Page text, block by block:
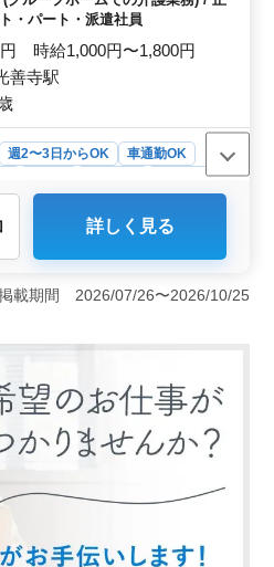
。
利用者の家族との相談、助言 ・
維持・回復サポート ▽備考 ・シ
日以上相談可能) ・夜勤手当あり
費支給 お気軽にお問い合わせく
入居者様の気持ちに寄り添える
・パート・派遣社員
円 時給1,000円〜1,800円
善寺駅
週2〜3日からOK
車通勤OK
派遣社員
福祉士・介護スタッフ
ホーム＞ 枚方市に位置する
ループホームで入居者様と共
します。50代以上の経験豊富
利用者様の生活を支えるやり
＜業務内容＞ 介護士の業
助、移動介助、介助業務（食
で多岐にわたります。またサ
の相談、身体機能の維持・回
す。 ＜福利厚生＞ シフト
り、夜勤手当もあります。車
支給されます。また福利厚生
くことができます。安心して
かし新しいステージを築いて
詳しく見る
載期間 2026/07/26〜2026/10/25